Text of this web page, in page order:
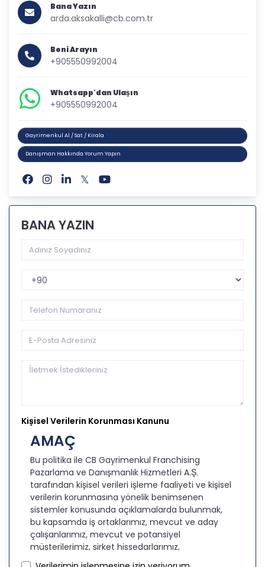
Bana Yazın
arda.aksakalli@cb.com.tr
Beni Arayın
+905550992004
Whatsapp'dan Ulaşın
+905550992004
Gayrimenkul Al / Sat / Kirala
Danışman Hakkında Yorum Yapın
BANA YAZIN
Telefon Kodu
Kişisel Verilerin Korunması Kanunu
AMAÇ
Bu politika ile CB Gayrimenkul Franchising
Pazarlama ve Danışmanlık Hizmetleri A.Ş.
tarafından kişisel verileri işleme faaliyeti ve kişisel
verilerin korunmasına yönelik benimsenen
sistemler konusunda açıklamalarda bulunmak,
bu kapsamda iş ortaklarımız, mevcut ve aday
çalışanlarımız, mevcut ve potansiyel
müşterilerimiz, şirket hissedarlarımız,